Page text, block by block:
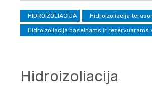
HIDROIZOLIACIJA Hidroizoliacija
Hidroizoliacija baseinams ir rezervuarams
Hidroizoliacija